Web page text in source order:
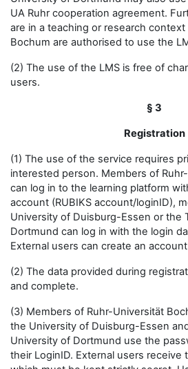
UA Ruhr cooperation agreement.
are in a teaching or research
Bochum are authorised to use the
(2) The use of the LMS is free of
users.
§ 3
Registration
(1) The use of the service requires
interested person. Members of
can log in to the learning platform
account (RUBIKS account/loginID),
University of Duisburg-Essen or the
Dortmund can log in with the login
External users can create an
(2) The data provided during
and complete.
(3) Members of Ruhr-Universität
the University of Duisburg-Essen
University of Dortmund use the
their LoginID. External users receive